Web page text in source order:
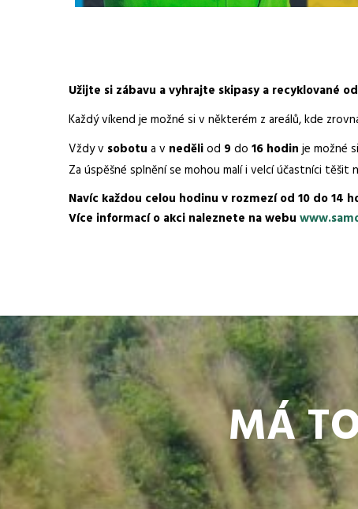
Užijte si zábavu a vyhrajte skipasy a recyklované
Každý víkend je možné si v některém z areálů, kde
Vždy v sobotu a v neděliod 9 do 16 hodinje možné
Za úspěšné splnění se mohou malí i velcí účastníci
Navíc každou celou hodinu v rozmezí od 10 do
Více informací o akci naleznete na webu
MÁ